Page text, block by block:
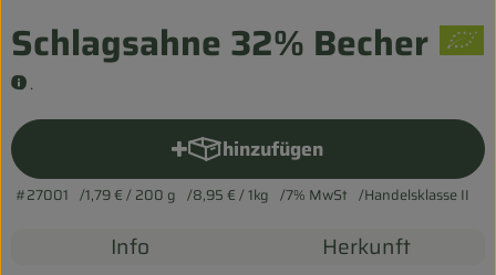
Vorratskammer
Kosmetik
Haus & Garten
Biohof erleben
Schlagsahne 32% Becher
.
hinzufügen
Produkt zum Warenkorb
#27001 1,79 €/ 200 g 8,95 €/ 1kg 7% MwSt Handelsklasse II
Info Herkunft